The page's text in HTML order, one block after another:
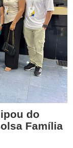
do
Família